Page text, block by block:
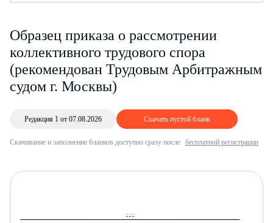
Образец приказа о рассмотрении
коллективного трудового спора
(рекомендован Трудовым Арбитражным
судом г. Москвы)
Редакция 1 от 07.08.2026 Скачать пустой бланк
Скачивание и заполнение бланков доступно сразу после бесплатной регистрации
…